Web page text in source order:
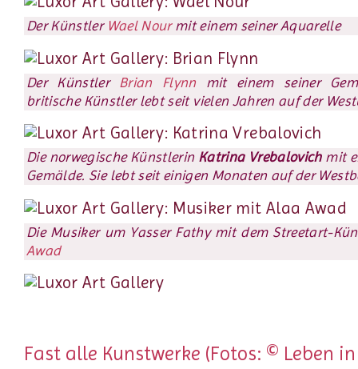
Der Künstler Wael Nourmit einem seiner Aquarelle
Der Künstler Brian Flynn mit einem seiner
britische Künstler lebt seit vielen Jahren auf der
Die norwegische Künstlerin Katrina Vrebalovichmit
Gemälde. Sie lebt seit einigen Monaten auf der
Die Musiker um Yasser Fathy mit dem Streetart-
Awad
Fast alle Kunstwerke (Fotos: © Leben